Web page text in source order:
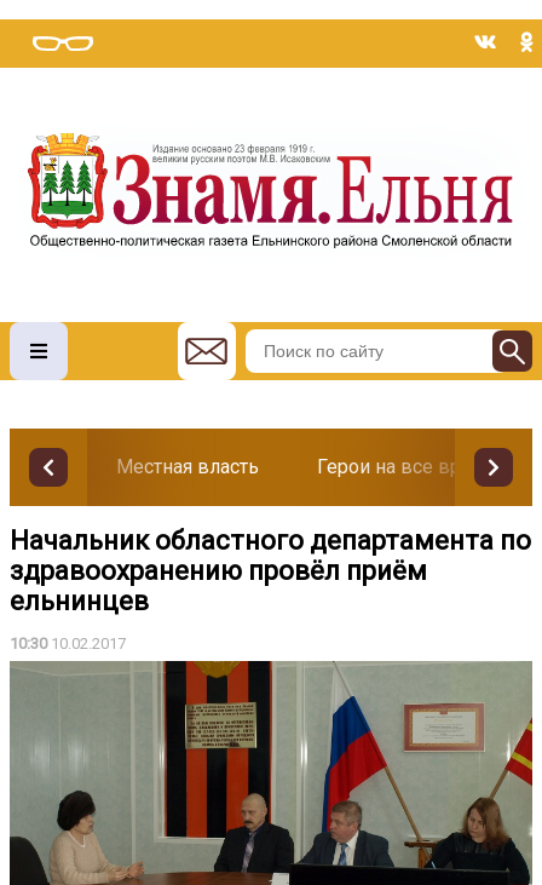
Местная власть Герои на все времена
Начальник областного департамента по
здравоохранению провёл приём
ельнинцев
10:3010.02.2017